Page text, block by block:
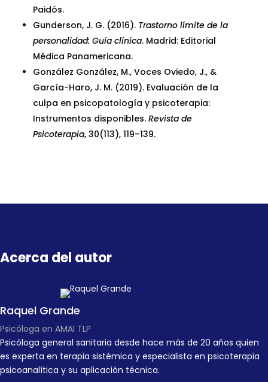
Paidós.
Gunderson, J. G. (2016). Trastorno límite de la
personalidad: Guía clínica. Madrid: Editorial
Médica Panamericana.
González González, M., Voces Oviedo, J., &
García-Haro, J. M. (2019). Evaluación de la
culpa en psicopatología y psicoterapia:
Instrumentos disponibles.Revista de
Psicoterapia, 30(113), 119–139.
Acerca del autor
Raquel Grande
Psicóloga en AMAI TLP
Psicóloga general sanitaria desde hace más de 20 años quien
es experta en terapia sistémica y especialista en psicoterapia
psicoanalítica y su aplicación técnica.